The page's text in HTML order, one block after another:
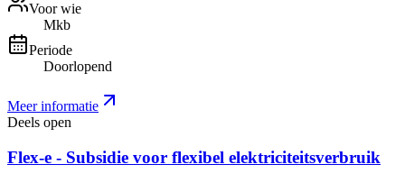
Voor wie
Mkb
Periode
Doorlopend
Meer informatie
Deels open
Flex-e - Subsidie voor flexibel elektriciteitsverbruik